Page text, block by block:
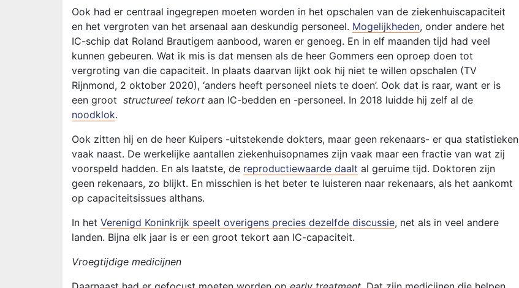
Ook had er centraal ingegrepen moeten worden in het opschalen van de ziekenhuiscapaciteit
en het vergroten van het arsenaal aan deskundig personeel. Mogelijkheden, onder andere het
IC-schip dat Roland Brautigem aanbood, waren er genoeg. En in elf maanden tijd had veel
kunnen gebeuren. Wat ik mis is dat mensen als de heer Gommers een oproep doen tot
vergroting van die capaciteit. In plaats daarvan lijkt ook hij niet te willen opschalen (TV
Rijnmond, 2 oktober 2020), ‘anders heeft personeel niets te doen’. Ook dat is raar, want er is
een groot structureel tekort aan IC-bedden en -personeel. In 2018 luidde hij zelf al de
noodklok.
Ook zitten hij en de heer Kuipers -uitstekende dokters, maar geen rekenaars- er qua statistieken
vaak naast. De werkelijke aantallen ziekenhuisopnames zijn vaak maar een fractie van wat zij
voorspeld hadden. En als laatste, de reproductiewaarde daalt al geruime tijd. Doktoren zijn
geen rekenaars, zo blijkt. En misschien is het beter te luisteren naar rekenaars, als het aankomt
op capaciteitsissues althans.
In het Verenigd Koninkrijk speelt overigens precies dezelfde discussie, net als in veel andere
landen. Bijna elk jaar is er een groot tekort aan IC-capaciteit.
Vroegtijdige medicijnen